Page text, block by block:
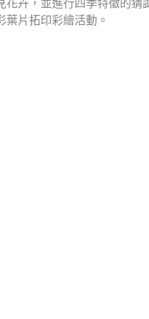
卉，並進行四季特徵的猜
片拓印彩繪活動。